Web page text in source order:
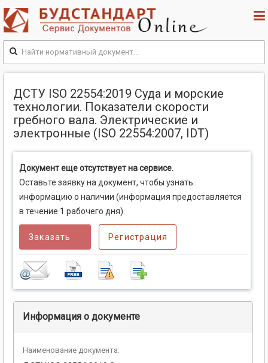
ДСТУ ISO 22554:2019 Суда и морские
технологии. Показатели скорости
гребного вала. Электрические и
электронные (ISO 22554:2007, IDT)
Документ еще отсутствует на сервисе.
Оставьте заявку на документ, чтобы узнать
информацию о наличии (информация предоставляется
в течение 1 рабочего дня).
Заказать Регистрация
Информация о документе
Наименование документа: